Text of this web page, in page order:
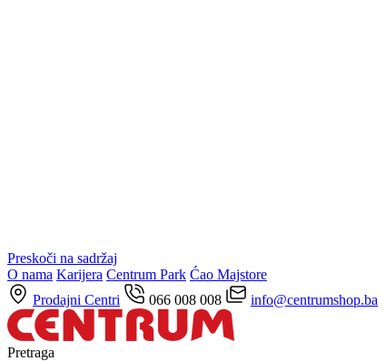
Preskoči na sadržaj
O nama Karijera Centrum Park Ćao Majstore
Prodajni Centri
066 008 008 info@centrumshop.ba
Pretraga